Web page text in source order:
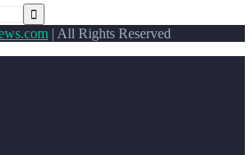
| All Rights Reserved